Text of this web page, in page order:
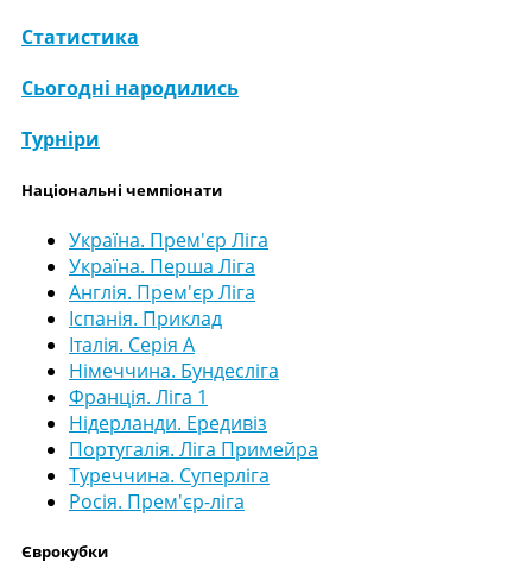
Статистика
Сьогодні народились
Турніри
Національні чемпіонати
Україна. Прем'єр Ліга
Україна. Перша Ліга
Англія. Прем'єр Ліга
Іспанія. Приклад
Італія. Серія А
Німеччина. Бундесліга
Франція. Ліга 1
Нідерланди. Ередивіз
Португалія. Ліга Примейра
Туреччина. Суперліга
Росія. Прем'єр-ліга
Єврокубки